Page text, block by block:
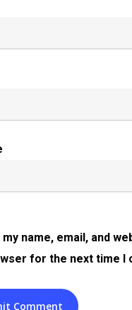
my name, email, and
for the next time I